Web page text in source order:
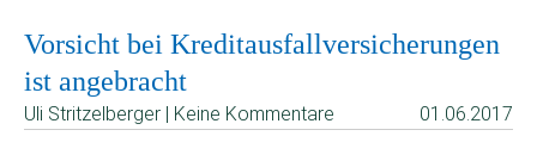
Vorsicht bei Kreditausfallversicherungen
ist angebracht
Uli Stritzelberger | Keine Kommentare 01.06.2017